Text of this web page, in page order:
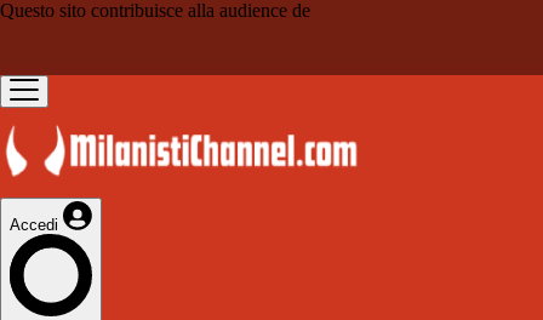
Questo sito contribuisce alla audience de
Accedi